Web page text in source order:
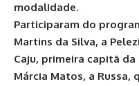
modalidade.
Participaram do
Martins da Silva, a
Caju, primeira capitã
Márcia Matos, a